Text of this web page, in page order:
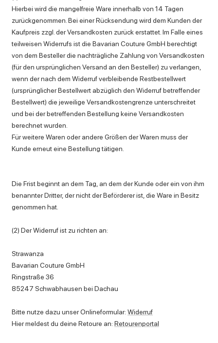
Hierbei wird die mangelfreie Ware innerhalb von 14 Tagen
zurückgenommen. Bei einer Rücksendung wird dem Kunden der
Kaufpreis zzgl. der Versandkosten zurück erstattet. Im Falle eines
teilweisen Widerrufs ist die Bavarian Couture GmbH berechtigt
von dem Besteller die nachträgliche Zahlung von Versandkosten
(für den ursprünglichen Versand an den Besteller) zu verlangen,
wenn der nach dem Widerruf verbleibende Restbestellwert
(ursprünglicher Bestellwert abzüglich den Widerruf betreffender
Bestellwert) die jeweilige Versandkostengrenze unterschreitet
und bei der betreffenden Bestellung keine Versandkosten
berechnet wurden.
Für weitere Waren oder andere Größen der Waren muss der
Kunde erneut eine Bestellung tätigen.
Die Frist beginnt an dem Tag, an dem der Kunde oder ein von ihm
benannter Dritter, der nicht der Beförderer ist, die Ware in Besitz
genommen hat.
(2) Der Widerruf ist zu richten an:
Strawanza
Bavarian Couture GmbH
Ringstraße 36
85247 Schwabhausen bei Dachau
Bitte nutze dazu unser Onlineformular: Widerruf
Hier meldest du deine Retoure an: Retourenportal